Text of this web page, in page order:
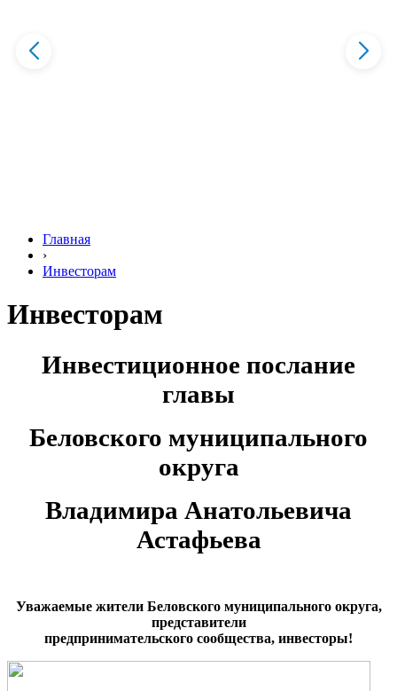
Главная
›
Инвесторам
Инвесторам
Инвестиционное послание
главы
Беловского муниципального
округа
Владимира Анатольевича
Астафьева
Уважаемые жители Беловского муниципального округа,
представители
предпринимательского сообщества, инвесторы!